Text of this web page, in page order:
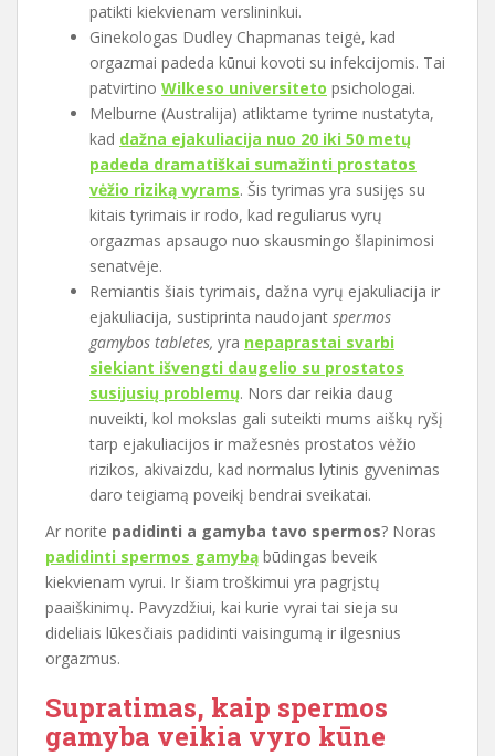
patikti kiekvienam verslininkui.
Ginekologas Dudley Chapmanas teigė, kad
orgazmai padeda kūnui kovoti su infekcijomis. Tai
patvirtino Wilkeso universiteto psichologai.
Melburne (Australija) atliktame tyrime nustatyta,
kad dažna ejakuliacija nuo 20 iki 50 metų
padeda dramatiškai sumažinti prostatos
vėžio riziką vyrams. Šis tyrimas yra susijęs su
kitais tyrimais ir rodo, kad reguliarus vyrų
orgazmas apsaugo nuo skausmingo šlapinimosi
senatvėje.
Remiantis šiais tyrimais, dažna vyrų ejakuliacija ir
ejakuliacija, sustiprinta naudojant spermos
gamybos tabletes, yra nepaprastai svarbi
siekiant išvengti daugelio su prostatos
susijusių problemų. Nors dar reikia daug
nuveikti, kol mokslas gali suteikti mums aiškų ryšį
tarp ejakuliacijos ir mažesnės prostatos vėžio
rizikos, akivaizdu, kad normalus lytinis gyvenimas
daro teigiamą poveikį bendrai sveikatai.
Ar norite padidinti a gamyba tavo spermos? Noras
padidinti spermos gamybą būdingas beveik
kiekvienam vyrui. Ir šiam troškimui yra pagrįstų
paaiškinimų. Pavyzdžiui, kai kurie vyrai tai sieja su
dideliais lūkesčiais padidinti vaisingumą ir ilgesnius
orgazmus.
Supratimas, kaip spermos
gamyba veikia vyro kūne